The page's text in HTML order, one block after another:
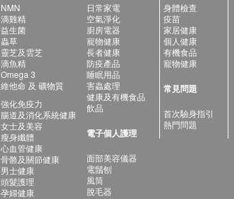
NMN
滴雞精
益生菌
蟲草
靈芝及雲芝
滴魚精
Omega 3
維他命 及 礦物質
強化免疫力
腸道及消化系統健康
女士及美容
瘦身纖體
心血管健康
骨骼及關節健康
男士健康
頭髮護理
孕婦健康
日常家電
空氣淨化
廚房電器
寵物健康
長者健康
防疫產品
睡眠用品
害蟲處理
健康及有機食品
飲品
電子個人護理
面部美容儀器
電鬚刨
風筒
脫毛器
身體檢查
疫苗
家居健康
個人健康
有機食品
寵物健康
常見問題
首次驗身指引
熱門問題